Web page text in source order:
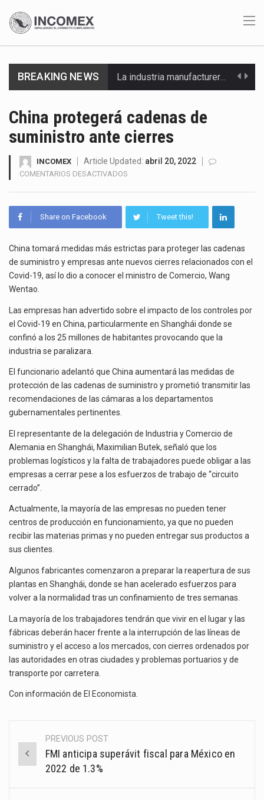
BREAKING NEWS Las métricas tradicionales de los parques industriales —absorción, ocupación y metros cuadrados desarrollados— resultan insuficientes…
El Gobierno de Estados Unidos ha procesado la devolución de aproximadamente 100,000 millones de dólares…
La Cámara Minera de México (Camimex) proyecta una inversión total de 6,402.2 millones de dólares…
La reforma que reduce la jornada laboral a 40 horas semanales omitió precisar su aplicación…
China protegerá cadenas de
suministro ante cierres
INCOMEX Article Updated: abril 20, 2022
COMENTARIOS DESACTIVADOS
CADENAS
DE
ANTE
CIERRES
Share on Facebook Tweet this!
China tomará medidas más estrictas para proteger las cadenas
de suministro y empresas ante nuevos cierres relacionados con el
Covid-19, así lo dio a conocer el ministro de Comercio, Wang
Wentao.
Las empresas han advertido sobre el impacto de los controles por
el Covid-19 en China, particularmente en Shanghái donde se
confinó a los 25 millones de habitantes provocando que la
industria se paralizara.
El funcionario adelantó que China aumentará las medidas de
protección de las cadenas de suministro y prometió transmitir las
recomendaciones de las cámaras a los departamentos
gubernamentales pertinentes.
El representante de la delegación de Industria y Comercio de
Alemania en Shanghái, Maximilian Butek, señaló que los
problemas logísticos y la falta de trabajadores puede obligar a las
empresas a cerrar pese a los esfuerzos de trabajo de “circuito
cerrado”.
Actualmente, la mayoría de las empresas no pueden tener
centros de producción en funcionamiento, ya que no pueden
recibir las materias primas y no pueden entregar sus productos a
sus clientes.
Algunos fabricantes comenzaron a preparar la reapertura de sus
plantas en Shanghái, donde se han acelerado esfuerzos para
volver a la normalidad tras un confinamiento de tres semanas.
La mayoría de los trabajadores tendrán que vivir en el lugar y las
fábricas deberán hacer frente a la interrupción de las líneas de
suministro y el acceso a los mercados, con cierres ordenados por
las autoridades en otras ciudades y problemas portuarios y de
transporte por carretera.
Con información de El Economista
Post
navigation
PREVIOUS POST
FMI anticipa superávit fiscal para México en
2022 de 1.3%